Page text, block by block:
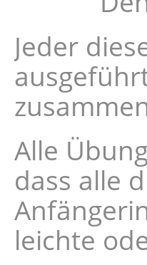
Jeder
Alle
dass alle
leichte